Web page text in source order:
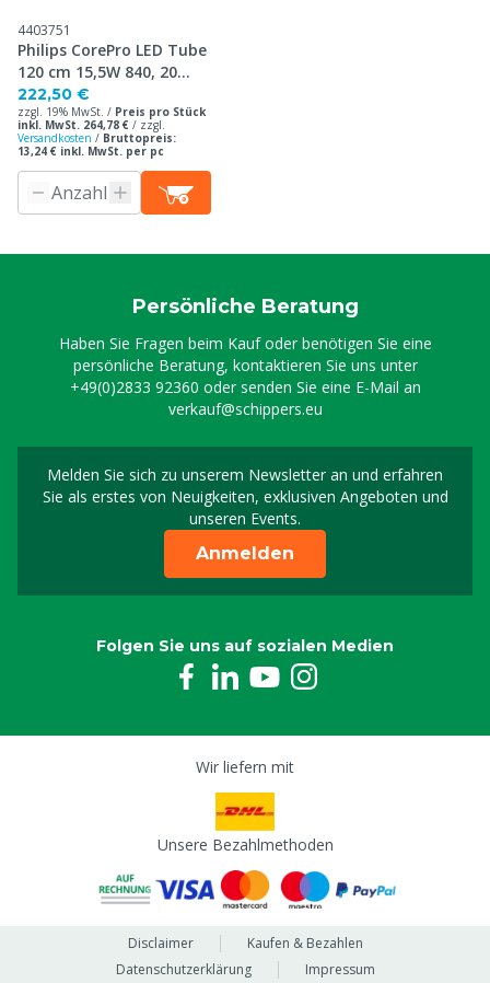
4403751
Philips CorePro LED Tube
120 cm 15,5W 840, 20
Stück
222,50 €
zzgl. 19% MwSt. / Preis pro Stück
inkl. MwSt. 264,78 € / zzgl.
Versandkosten / Bruttopreis:
13,24 € inkl. MwSt. per pc
Persönliche Beratung
Haben Sie Fragen beim Kauf oder benötigen Sie eine
persönliche Beratung, kontaktieren Sie uns unter
+49(0)2833 92360 oder senden Sie eine E-Mail an
verkauf@schippers.eu
Melden Sie sich zu unserem Newsletter an und erfahren
Sie als erstes von Neuigkeiten, exklusiven Angeboten und
unseren Events.
Melden Sie sich für
Anmelden
Folgen Sie uns auf sozialen Medien
Wir liefern mit
Unsere Bezahlmethoden
Disclaimer
Kaufen & Bezahlen
Datenschutzerklärung
Impressum